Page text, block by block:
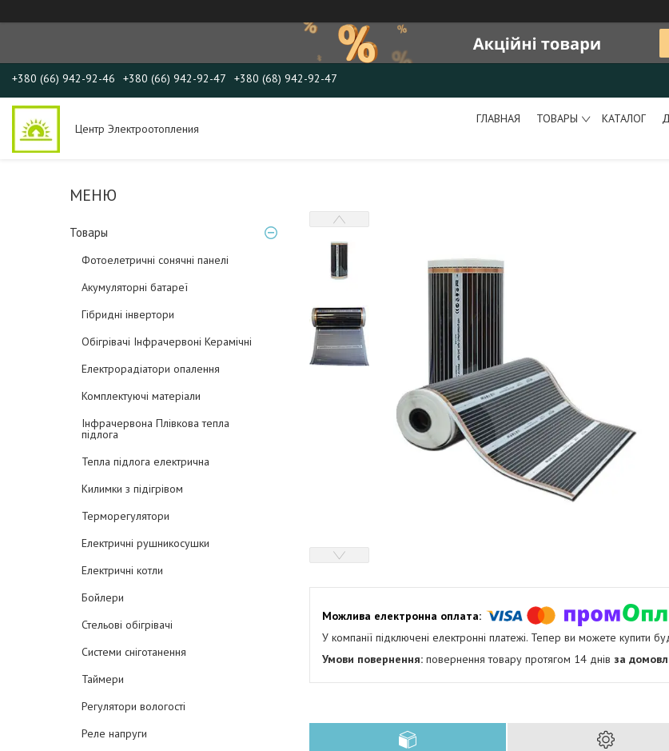
+380 (66) 942-92-46 +380 (66) 942-92-47 +380 (68) 942-92-47
Центр Электроотопления
ГЛАВНАЯ ТОВАРЫ КАТАЛОГ
Товары
Фотоелетричні cонячні панелі
Акумуляторні батареї
Гібридні інвертори
Обігрівачі Інфрачервоні Керамічні
Електрорадіатори опалення
Комплектуючі матеріали
Інфрачервона Плівкова тепла
підлога
Тепла підлога електрична
Килимки з підігрівом
Терморегулятори
Електричні рушникосушки
Електричні котли
Бойлери
Стельові обігрівачі
Системи сніготанення
Таймери
Регулятори вологості
Реле напруги
У компанії підключені електронні платежі. Тепер ви можете купити
повернення товару протягом 14 днів за